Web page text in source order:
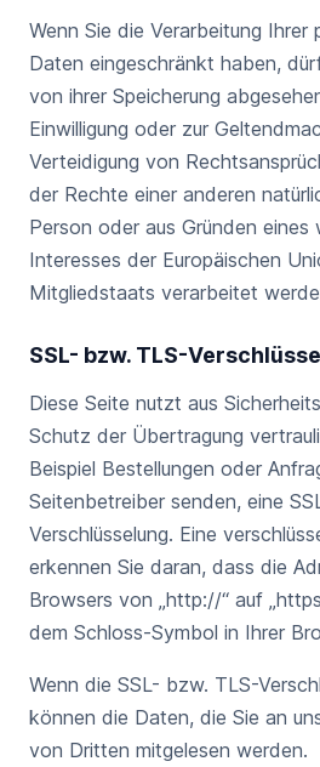
Wenn Sie die Verarbeitung Ihrer
Daten eingeschränkt haben,
von ihrer Speicherung
Einwilligung oder zur
Verteidigung von
der Rechte einer anderen
Person oder aus Gründen
Interesses der Europäischen
Mitgliedstaats verarbeitet
SSL- bzw. TLS-
Diese Seite nutzt aus
Schutz der Übertragung
Beispiel Bestellungen oder
Seitenbetreiber senden, eine
Verschlüsselung. Eine
erkennen Sie daran, dass die
Browsers von „http://“ auf
dem Schloss-Symbol in Ihrer
Wenn die SSL- bzw. TLS-
können die Daten, die Sie an
von Dritten mitgelesen werden.